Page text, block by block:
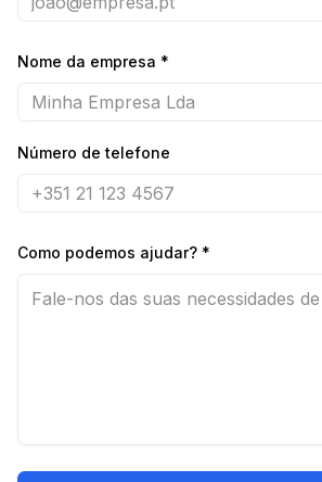
Nome da empresa *
Número de telefone
Como podemos ajudar? *